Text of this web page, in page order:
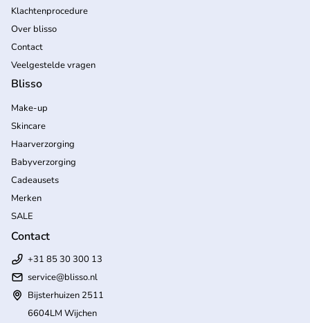
Klachtenprocedure
Over blisso
Contact
Veelgestelde vragen
Blisso
Make-up
Skincare
Haarverzorging
Babyverzorging
Cadeausets
Merken
SALE
Contact
+31 85 30 300 13
service@blisso.nl
Bijsterhuizen 2511
6604LM Wijchen